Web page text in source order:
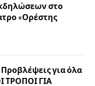
στο
«Ορέστης
για όλα
ΤΡΟΠΟΙ ΓΙΑ